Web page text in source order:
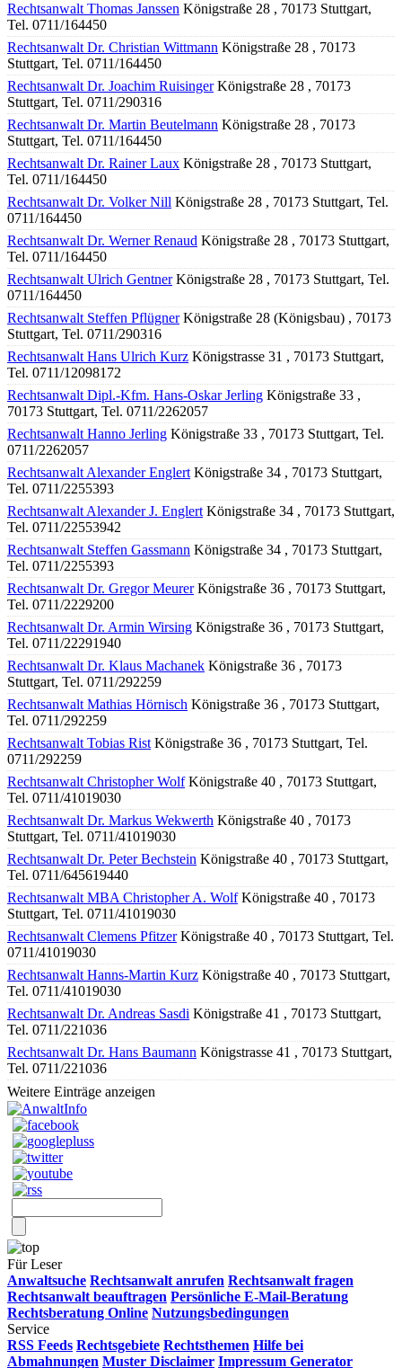
Rechtsanwalt Thomas Janssen Königstraße 28 , 70173 Stuttgart,
Tel. 0711/164450
Rechtsanwalt Dr. Christian Wittmann Königstraße 28 , 70173
Stuttgart, Tel. 0711/164450
Rechtsanwalt Dr. Joachim RuisingerKönigstraße 28 , 70173
Stuttgart, Tel. 0711/290316
Rechtsanwalt Dr. Martin Beutelmann Königstraße 28 , 70173
Stuttgart, Tel. 0711/164450
Rechtsanwalt Dr. Rainer Laux Königstraße 28 , 70173 Stuttgart,
Tel. 0711/164450
Rechtsanwalt Dr. Volker Nill Königstraße 28 , 70173 Stuttgart, Tel.
0711/164450
Rechtsanwalt Dr. Werner Renaud Königstraße 28 , 70173 Stuttgart,
Tel. 0711/164450
Rechtsanwalt Ulrich GentnerKönigstraße 28 , 70173 Stuttgart, Tel.
0711/164450
Rechtsanwalt Steffen PflügnerKönigstraße 28 (Königsbau) , 70173
Stuttgart, Tel. 0711/290316
Rechtsanwalt Hans Ulrich Kurz Königstrasse 31 , 70173 Stuttgart,
Tel. 0711/12098172
Rechtsanwalt Dipl.-Kfm. Hans-Oskar Jerling Königstraße 33 ,
70173 Stuttgart, Tel. 0711/2262057
Rechtsanwalt Hanno Jerling Königstraße 33 , 70173 Stuttgart, Tel.
0711/2262057
Rechtsanwalt Alexander Englert Königstraße 34 , 70173 Stuttgart,
Tel. 0711/2255393
Rechtsanwalt Alexander J. Englert Königstraße 34 , 70173 Stuttgart,
Tel. 0711/22553942
Rechtsanwalt Steffen Gassmann Königstraße 34 , 70173 Stuttgart,
Tel. 0711/2255393
Rechtsanwalt Dr. Gregor MeurerKönigstraße 36 , 70173 Stuttgart,
Tel. 0711/2229200
Rechtsanwalt Dr. Armin Wirsing Königstraße 36 , 70173 Stuttgart,
Tel. 0711/22291940
Rechtsanwalt Dr. Klaus Machanek Königstraße 36 , 70173
Stuttgart, Tel. 0711/292259
Rechtsanwalt Mathias Hörnisch Königstraße 36 , 70173 Stuttgart,
Tel. 0711/292259
Rechtsanwalt Tobias Rist Königstraße 36 , 70173 Stuttgart, Tel.
0711/292259
Rechtsanwalt Christopher WolfKönigstraße 40 , 70173 Stuttgart,
Tel. 0711/41019030
Rechtsanwalt Dr. Markus Wekwerth Königstraße 40 , 70173
Stuttgart, Tel. 0711/41019030
Rechtsanwalt Dr. Peter Bechstein Königstraße 40 , 70173 Stuttgart,
Tel. 0711/645619440
Rechtsanwalt MBA Christopher A. WolfKönigstraße 40 , 70173
Stuttgart, Tel. 0711/41019030
Rechtsanwalt Clemens PfitzerKönigstraße 40 , 70173 Stuttgart, Tel.
0711/41019030
Rechtsanwalt Hanns-Martin Kurz Königstraße 40 , 70173 Stuttgart,
Tel. 0711/41019030
Rechtsanwalt Dr. Andreas Sasdi Königstraße 41 , 70173 Stuttgart,
Tel. 0711/221036
Rechtsanwalt Dr. Hans Baumann Königstrasse 41 , 70173 Stuttgart,
Tel. 0711/221036
Weitere Einträge anzeigen
Für Leser
Anwaltsuche Rechtsanwalt anrufen Rechtsanwalt fragen
Rechtsanwalt beauftragen Persönliche E-Mail-Beratung
Rechtsberatung Online Nutzungsbedingungen
Service
RSS Feeds Rechtsgebiete Rechtsthemen Hilfe bei
Abmahnungen Muster Disclaimer Impressum Generator